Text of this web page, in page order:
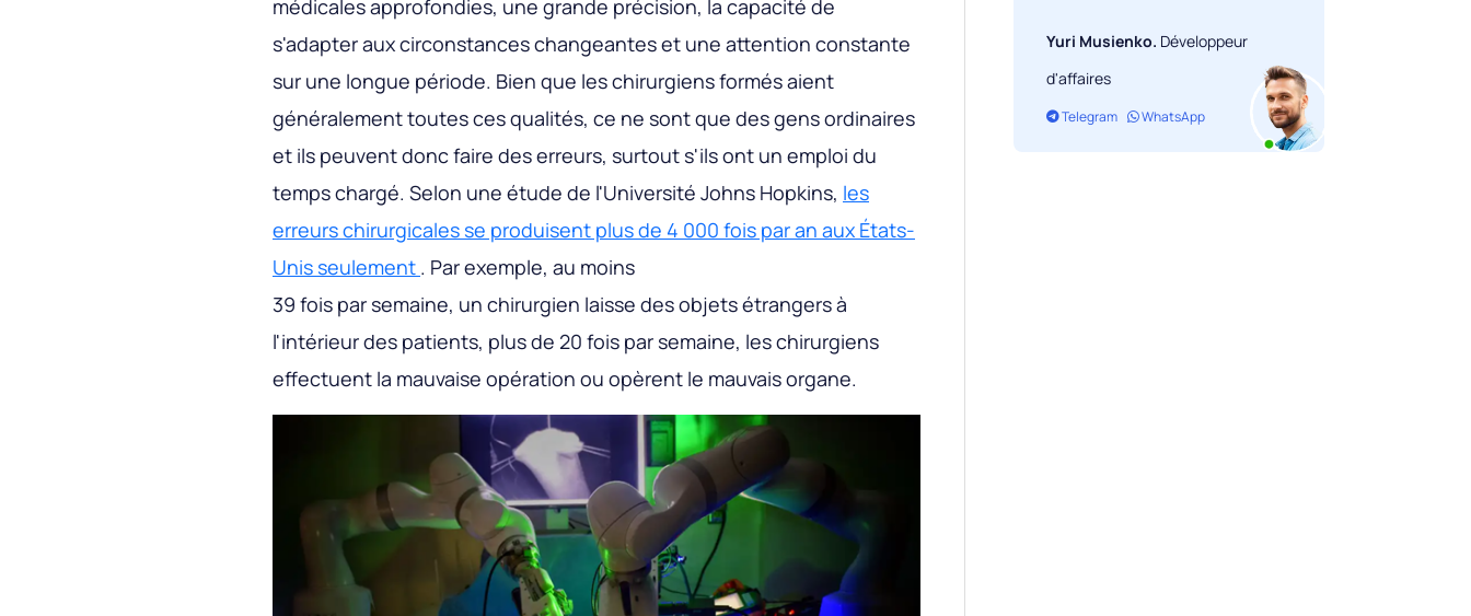
médicales approfondies, une grande précision, la capacité de
s'adapter aux circonstances changeantes et une attention constante
sur une longue période. Bien que les chirurgiens formés aient
généralement toutes ces qualités, ce ne sont que des gens ordinaires
et ils peuvent donc faire des erreurs, surtout s'ils ont un emploi du
temps chargé. Selon une étude de l'Université Johns Hopkins, les
erreurs chirurgicales se produisent plus de 4 000 fois par an aux États-
Unis seulement . Par exemple, au moins
39 fois par semaine, un chirurgien laisse des objets étrangers à
l'intérieur des patients, plus de 20 fois par semaine, les chirurgiens
effectuent la mauvaise opération ou opèrent le mauvais organe.
Yuri Musienko. Développeur
d'affaires
Telegram WhatsApp